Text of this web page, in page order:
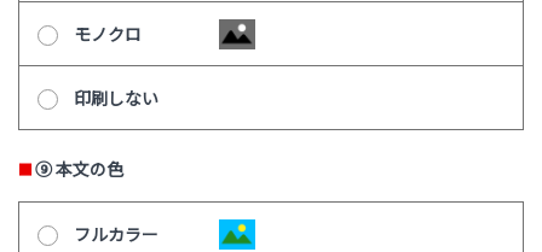
モノクロ
印刷しない
⑨ 本文の色
フルカラー